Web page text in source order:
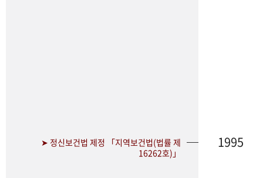
➤ 정신보건법 제정 「지역보건법(법률 제
16262호)」
1995